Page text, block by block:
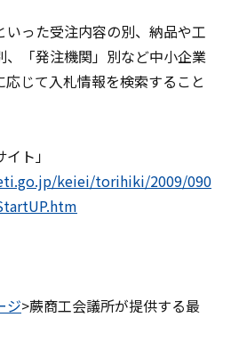
いった受注内容の別、納品や工
、「発注機関」別など中小企業
じて入札情報を検索すること
ト」
keiei/torihiki/2009/090
ジ>蕨商工会議所が提供する最